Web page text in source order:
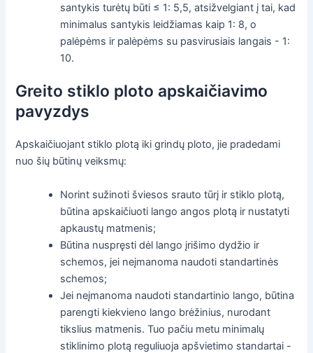
santykis turėtų būti ≤ 1: 5,5, atsižvelgiant į tai, kad
minimalus santykis leidžiamas kaip 1: 8, o
palėpėms ir palėpėms su pasvirusiais langais - 1:
10.
Greito stiklo ploto apskaičiavimo
pavyzdys
Apskaičiuojant stiklo plotą iki grindų ploto, jie pradedami
nuo šių būtinų veiksmų:
Norint sužinoti šviesos srauto tūrį ir stiklo plotą,
būtina apskaičiuoti lango angos plotą ir nustatyti
apkaustų matmenis;
Būtina nuspręsti dėl lango įrišimo dydžio ir
schemos, jei neįmanoma naudoti standartinės
schemos;
Jei neįmanoma naudoti standartinio lango, būtina
parengti kiekvieno lango brėžinius, nurodant
tikslius matmenis. Tuo pačiu metu minimalų
stiklinimo plotą reguliuoja apšvietimo standartai -